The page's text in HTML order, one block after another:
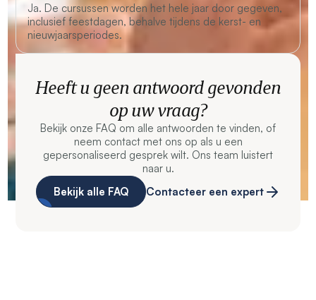
Ja. De cursussen worden het hele jaar door gegeven,
inclusief feestdagen, behalve tijdens de kerst- en
nieuwjaarsperiodes.
Heeft u geen antwoord gevonden
op uw vraag?
Bekijk onze FAQ om alle antwoorden te vinden, of
neem contact met ons op als u een
gepersonaliseerd gesprek wilt. Ons team luistert
naar u.
Bekijk alle FAQ
Contacteer een expert